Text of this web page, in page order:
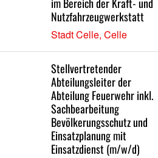
im Bereich der Kraft- und
Nutzfahrzeugwerkstatt
Stadt Celle, Celle
Stellvertretender
Abteilungsleiter der
Abteilung Feuerwehr inkl.
Sachbearbeitung
Bevölkerungsschutz und
Einsatzplanung mit
Einsatzdienst (m/w/d)